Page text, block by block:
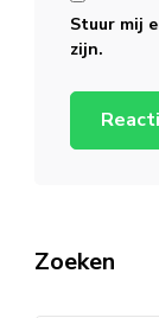
Stuur mij
zijn.
Zoeken